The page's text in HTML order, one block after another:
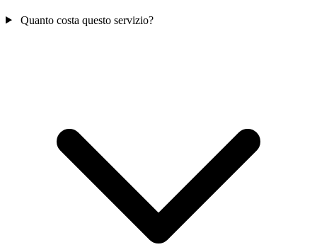
Quanto costa questo servizio?